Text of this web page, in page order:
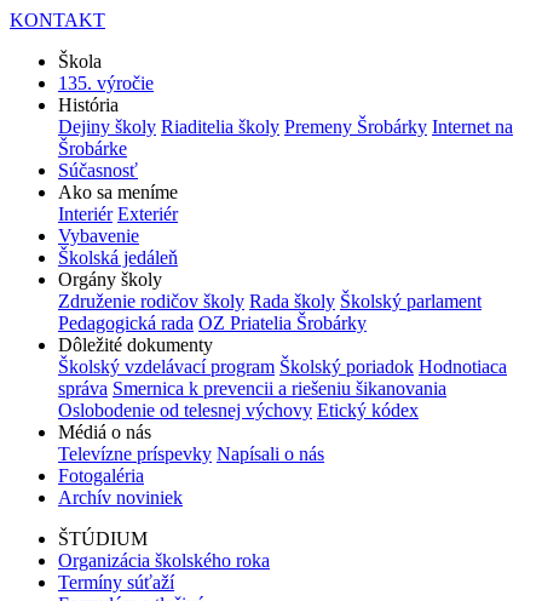
KONTAKT
Škola
135. výročie
História
Dejiny školy Riaditelia školy Premeny Šrobárky Internet na
Šrobárke
Súčasnosť
Ako sa meníme
Interiér Exteriér
Vybavenie
Školská jedáleň
Orgány školy
Združenie rodičov školy Rada školy Školský parlament
Pedagogická rada OZ Priatelia Šrobárky
Dôležité dokumenty
Školský vzdelávací program Školský poriadok Hodnotiaca
správa Smernica k prevencii a riešeniu šikanovania
Oslobodenie od telesnej výchovy Etický kódex
Médiá o nás
Televízne príspevky Napísali o nás
Fotogaléria
Archív noviniek
ŠTÚDIUM
Organizácia školského roka
Termíny súťaží